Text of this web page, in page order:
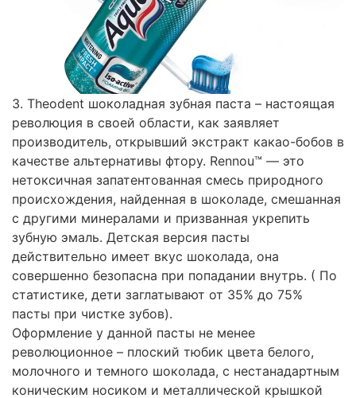
3. Theodent шоколадная зубная паста – настоящая
революция в своей области, как заявляет
производитель, открывший экстракт какао-бобов в
качестве альтернативы фтору. Rennou™ — это
нетоксичная запатентованная смесь природного
происхождения, найденная в шоколаде, смешанная
с другими минералами и призванная укрепить
зубную эмаль. Детская версия пасты
действительно имеет вкус шоколада, она
совершенно безопасна при попадании внутрь. ( По
статистике, дети заглатывают от 35% до 75%
пасты при чистке зубов).
Оформление у данной пасты не менее
революционное – плоский тюбик цвета белого,
молочного и темного шоколада, с нестанадартным
коническим носиком и металлической крышкой